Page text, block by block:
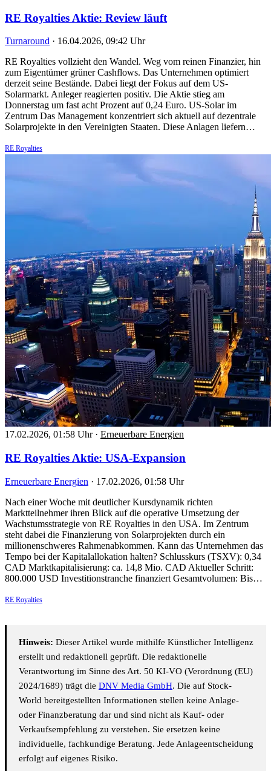
RE Royalties Aktie: Review läuft
Turnaround · 16.04.2026, 09:42 Uhr
RE Royalties vollzieht den Wandel. Weg vom reinen Finanzier, hin
zum Eigentümer grüner Cashflows. Das Unternehmen optimiert
derzeit seine Bestände. Dabei liegt der Fokus auf dem US-
Solarmarkt. Anleger reagierten positiv. Die Aktie stieg am
Donnerstag um fast acht Prozent auf 0,24 Euro. US-Solar im
Zentrum Das Management konzentriert sich aktuell auf dezentrale
Solarprojekte in den Vereinigten Staaten. Diese Anlagen liefern…
RE Royalties
17.02.2026, 01:58 Uhr · Erneuerbare Energien
RE Royalties Aktie: USA-Expansion
Erneuerbare Energien · 17.02.2026, 01:58 Uhr
Nach einer Woche mit deutlicher Kursdynamik richten
Marktteilnehmer ihren Blick auf die operative Umsetzung der
Wachstumsstrategie von RE Royalties in den USA. Im Zentrum
steht dabei die Finanzierung von Solarprojekten durch ein
millionenschweres Rahmenabkommen. Kann das Unternehmen das
Tempo bei der Kapitalallokation halten? Schlusskurs (TSXV): 0,34
CAD Marktkapitalisierung: ca. 14,8 Mio. CAD Aktueller Schritt:
800.000 USD Investitionstranche finanziert Gesamtvolumen: Bis…
RE Royalties
Hinweis: Dieser Artikel wurde mithilfe Künstlicher Intelligenz
erstellt und redaktionell geprüft. Die redaktionelle
Verantwortung im Sinne des Art. 50 KI-VO (Verordnung (EU)
2024/1689) trägt die DNV Media GmbH. Die auf Stock-
World bereitgestellten Informationen stellen keine Anlage-
oder Finanzberatung dar und sind nicht als Kauf- oder
Verkaufsempfehlung zu verstehen. Sie ersetzen keine
individuelle, fachkundige Beratung. Jede Anlageentscheidung
erfolgt auf eigenes Risiko.